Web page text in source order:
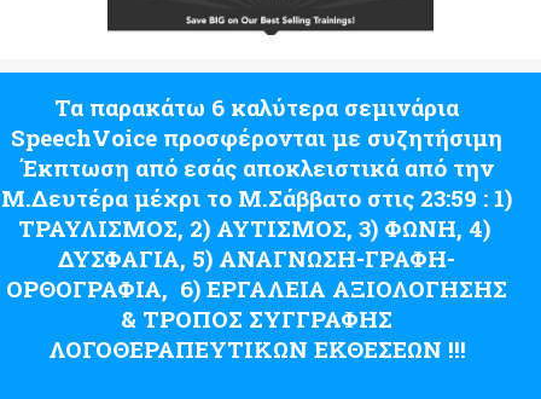
Τα παρακάτω 6 καλύτερα σεμινάρια
SpeechVoice προσφέρονται με συζητήσιμη
Έκπτωση από εσάς αποκλειστικά από την
Μ.Δευτέρα μέχρι το Μ.Σάββατο στις 23:59 : 1)
ΤΡΑΥΛΙΣΜΟΣ, 2) ΑΥΤΙΣΜΟΣ, 3) ΦΩΝΗ, 4)
ΔΥΣΦΑΓΙΑ, 5) ΑΝΑΓΝΩΣΗ-ΓΡΑΦΗ-
ΟΡΘΟΓΡΑΦΙΑ, 6) ΕΡΓΑΛΕΙΑ ΑΞΙΟΛΟΓΗΣΗΣ
& ΤΡΟΠΟΣ ΣΥΓΓΡΑΦΗΣ
ΛΟΓΟΘΕΡΑΠΕΥΤΙΚΩΝ ΕΚΘΕΣΕΩΝ !!!